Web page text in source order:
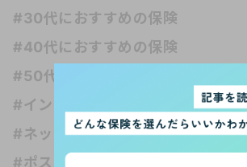
#30代におすすめの保険
#40代におすすめの保険
#50代におすすめの保険
#
#インシュアテック
#お金の知識
#ネット保険
#フリーランス
#ペ
#ポスト・ホケニズムの生活考